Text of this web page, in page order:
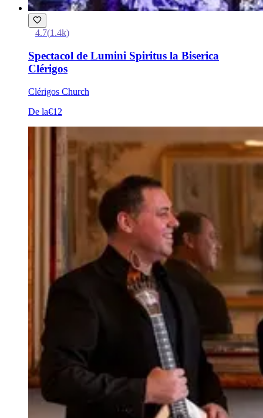
4.7(1.4k)
Spectacol de Lumini Spiritus la Biserica
Clérigos
Clérigos Church
De la€12